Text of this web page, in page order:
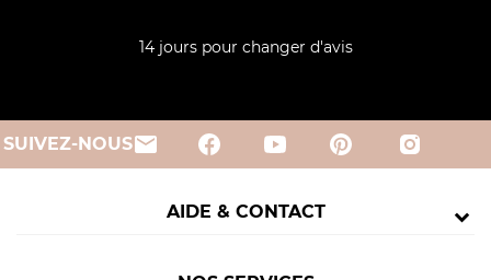
14 jours pour changer d'avis
SUIVEZ-NOUSemail
AIDE & CONTACT